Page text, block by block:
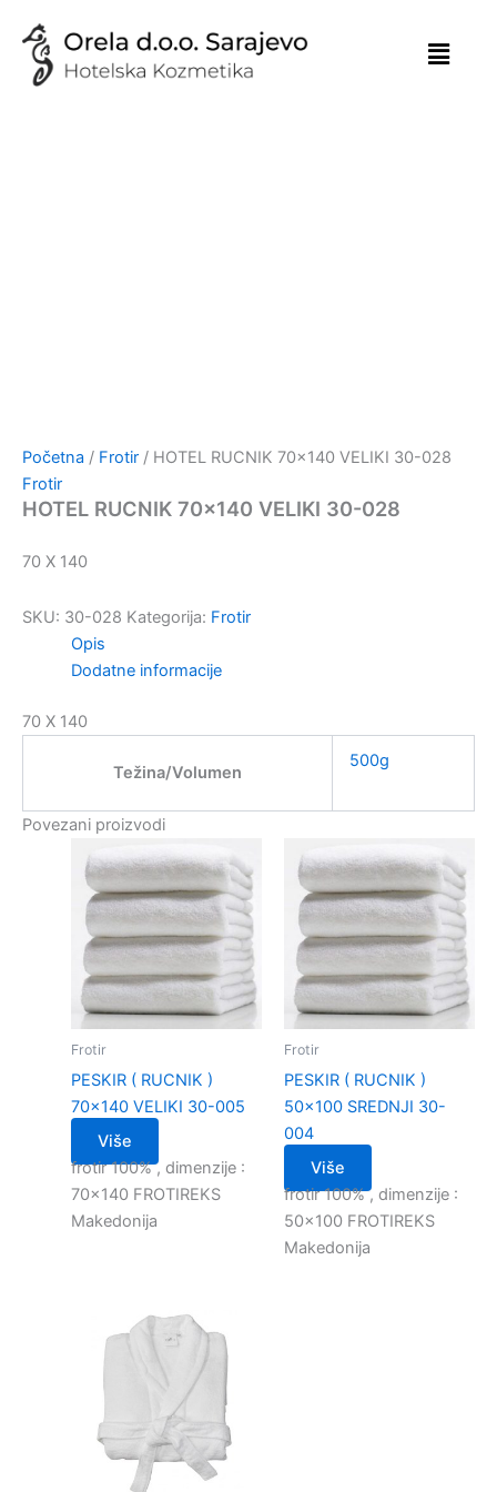
content
Početna / Frotir / HOTEL RUCNIK 70×140 VELIKI 30-028
Frotir
HOTEL RUCNIK 70×140 VELIKI 30-028
70 X 140
SKU: 30-028 Kategorija: Frotir
Opis
Dodatne informacije
70 X 140
Težina/Volumen
500g
Povezani proizvodi
Frotir
PESKIR ( RUCNIK )
70×140 VELIKI 30-005
Više
frotir 100% , dimenzije :
70×140 FROTIREKS
Makedonija
Frotir
PESKIR ( RUCNIK )
50×100 SREDNJI 30-
004
Više
frotir 100% , dimenzije :
50×100 FROTIREKS
Makedonija